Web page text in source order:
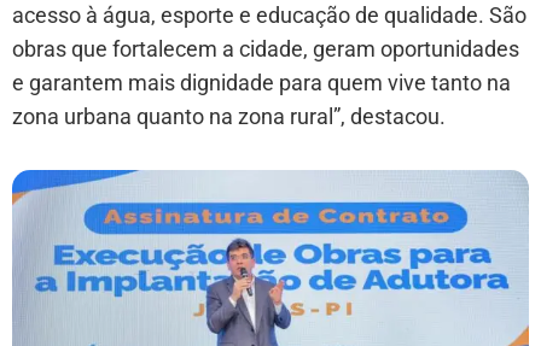
acesso à água, esporte e educação de qualidade. São
obras que fortalecem a cidade, geram oportunidades
e garantem mais dignidade para quem vive tanto na
zona urbana quanto na zona rural”, destacou.